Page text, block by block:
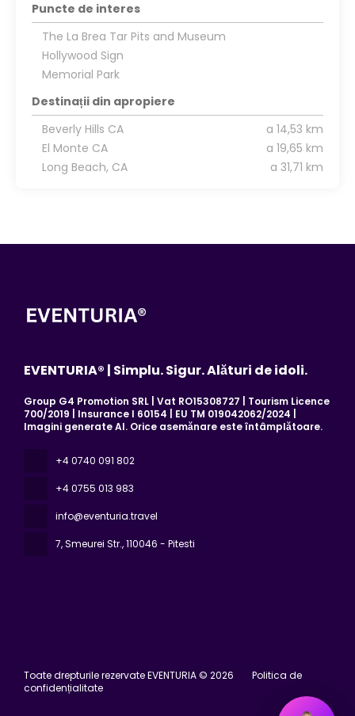
Puncte de interes
The La Brea Tar Pits and Museum
Hollywood Sign
Memorial Park
Destinații din apropiere
Beverly Hills CA
a 14,53 km
El Monte CA
a 19,65 km
Long Beach, CA
a 31,71 km
EVENTURIA® | Simplu. Sigur. Alături de idoli.
Group G4 Promotion SRL | Vat RO15308727 | Tourism Licence
700/2019 | Insurance I 60154 | EU TM 019042062/2024 |
Imagini generate AI. Orice asemănare este întâmplătoare.
+4 0740 091 802
+4 0755 013 983
info@eventuria.travel
7, Smeurei Str., 110046 - Pitesti
Toate drepturile rezervate EVENTURIA © 2026
Politica de
confidențialitate